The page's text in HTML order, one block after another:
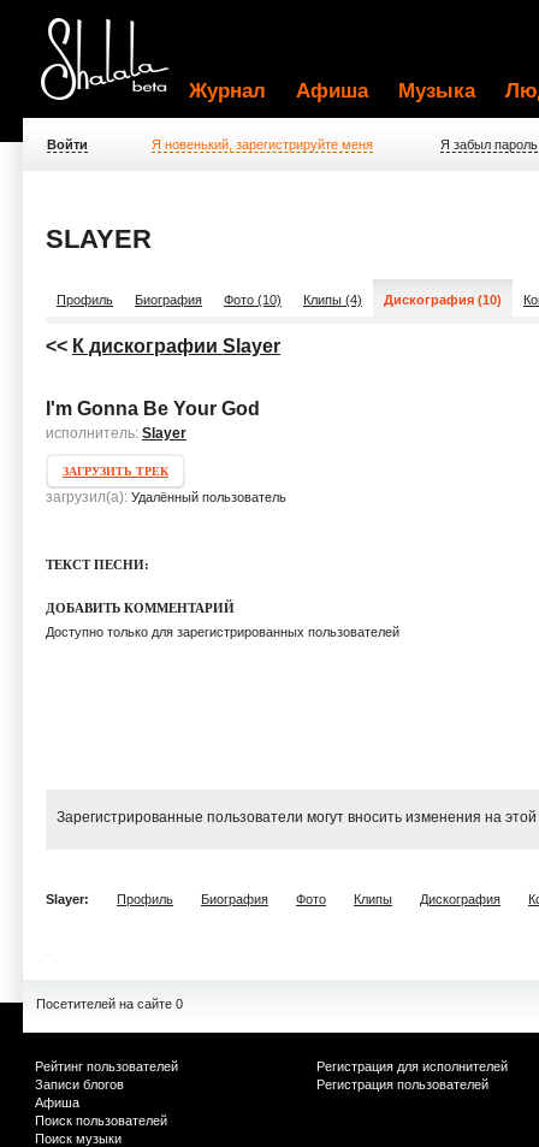
Журнал Афиша Музыка
Войти Я новенький, зарегистрируйте меня Я забыл пароль
SLAYER
Профиль Биография Фото (10) Клипы (4) Дискография (10)
<< К дискографии Slayer
I'm Gonna Be Your God
исполнитель: Slayer
ЗАГРУЗИТЬ ТРЕК
загрузил(а): Удалённый пользователь
ТЕКСТ ПЕСНИ:
ДОБАВИТЬ КОММЕНТАРИЙ
Доступно только для зарегистрированных пользователей
Зарегистрированные пользователи могут вносить изменения на
Slayer: Профиль Биография Фото Клипы Дискография
Посетителей на сайте 0
Рейтинг пользователей
Записи блогов
Афиша
Поиск пользователей
Поиск музыки
Регистрация для исполнителей
Регистрация пользователей